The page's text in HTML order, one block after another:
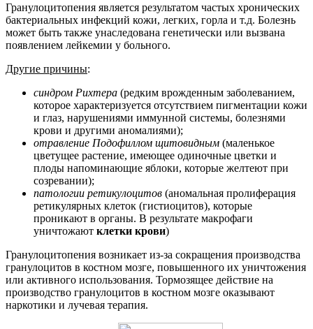
Гранулоцитопения является результатом частых хронических
бактериальных инфекций кожи, легких, горла и т.д. Болезнь
может быть также унаследована генетически или вызвана
появлением лейкемии у больного.
Другие причины:
синдром Рихтера (редким врожденным заболеванием,
которое характеризуется отсутствием пигментации кожи
и глаз, нарушениями иммунной системы, болезнями
крови и другими аномалиями);
отравление Подофиллом щитовидным (маленькое
цветущее растение, имеющее одиночные цветки и
плоды напоминающие яблоки, которые желтеют при
созревании);
патологии ретикулоцитов (аномальная пролиферация
ретикулярных клеток (гистиоцитов), которые
проникают в органы. В результате макрофаги
уничтожают клетки крови)
Гранулоцитопения возникает из-за сокращения производства
гранулоцитов в костном мозге, повышенного их уничтожения
или активного использования. Тормозящее действие на
производство гранулоцитов в костном мозге оказывают
наркотики и лучевая терапия.